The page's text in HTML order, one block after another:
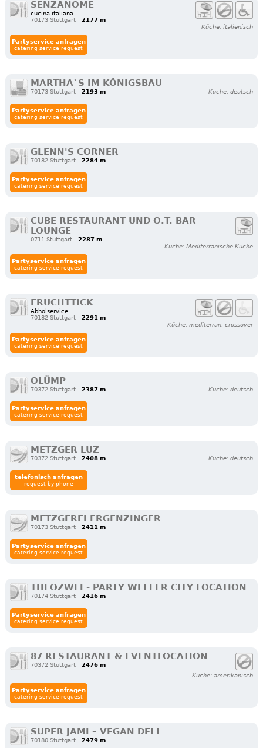
SENZANOME
cucina italiana
70173 Stuttgart
2177 m
Küche: italienisch
Partyservice anfragen
catering service request
MARTHA`S IM KÖNIGSBAU
70173 Stuttgart 2193 m Küche: deutsch
Partyservice anfragen
catering service request
GLENN'S CORNER
70182 Stuttgart 2284 m
Partyservice anfragen
catering service request
CUBE RESTAURANT UND O.T. BAR
LOUNGE
0711 Stuttgart
2287 m
Küche: Mediterranische Küche
Partyservice anfragen
catering service request
FRUCHTTICK
Abholservice
70182 Stuttgart
2291 m
Küche: mediterran, crossover
Partyservice anfragen
catering service request
OLÜMP
70372 Stuttgart 2387 m Küche: deutsch
Partyservice anfragen
catering service request
METZGER LUZ
70372 Stuttgart 2408 m Küche: deutsch
telefonisch anfragen
request by phone
METZGEREI ERGENZINGER
70173 Stuttgart 2411 m
Partyservice anfragen
catering service request
THEOZWEI - PARTY WELLER CITY LOCATION
70174 Stuttgart 2416 m
Partyservice anfragen
catering service request
87 RESTAURANT & EVENTLOCATION
70372 Stuttgart​
2476 m
Küche: amerikanisch
Partyservice anfragen
catering service request
SUPER JAMI – VEGAN DELI
70180 Stuttgart 2479 m